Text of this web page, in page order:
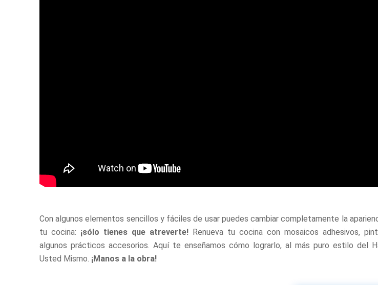
Con algunos elementos sencillos y fáciles de usar puedes cambiar completamente la
tu cocina: ¡sólo tienes que atreverte! Renueva tu cocina con mosaicos adhesivos,
algunos prácticos accesorios. Aquí te enseñamos cómo lograrlo, al más puro estilo del
Usted Mismo. ¡Manos a la obra!